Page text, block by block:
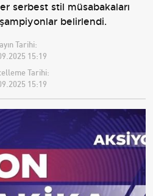
serbest stil müsabakaları
belirlendi.
Tarihi:
15:19
Tarihi:
15:19